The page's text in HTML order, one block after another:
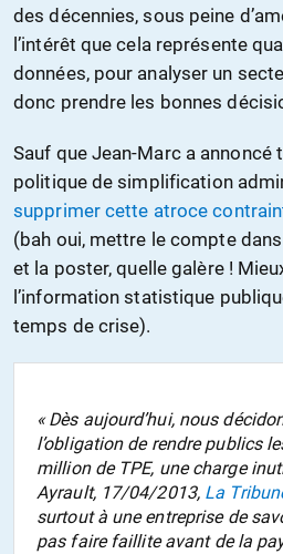
des décennies, sous peine
l’intérêt que cela représente
données, pour analyser un
donc prendre les bonnes
Sauf que Jean-Marc a
politique de simplification
supprimer cette atroce
(bah oui, mettre le compte
et la poster, quelle galère !
l’information statistique
temps de crise).
« Dès aujourd’hui, nous
l’obligation de rendre publics
million de TPE, une charge
Ayrault, 17/04/2013, La
surtout à une entreprise de
pas faire faillite avant de la